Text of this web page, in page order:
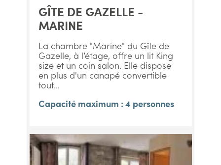
GÎTE DE GAZELLE -
MARINE
La chambre "Marine" du Gîte de
Gazelle, à l’étage, offre un lit King
size et un coin salon. Elle dispose
en plus d'un canapé convertible
tout...
Capacité maximum : 4 personnes